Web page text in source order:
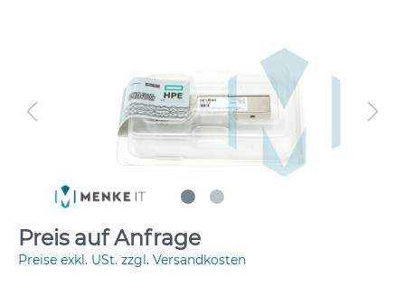
Preis auf Anfrage
Preise exkl. USt. zzgl. Versandkosten